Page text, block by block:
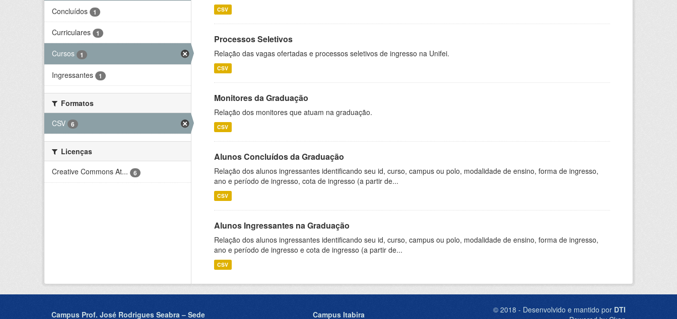
Concluídos 1
Curriculares 1
Cursos 1
Ingressantes 1
Formatos
CSV
6
Licenças
Creative Commons At...
6
CSV
Processos Seletivos
Relação das vagas ofertadas e processos seletivos de ingresso na Unifei.
CSV
Monitores da Graduação
Relação dos monitores que atuam na graduação.
CSV
Alunos Concluídos da Graduação
Relação dos alunos ingressantes identificando seu id, curso, campus ou polo, modalidade de ensino, forma de ingresso,
ano e período de ingresso, cota de ingresso (a partir de...
CSV
Alunos Ingressantes na Graduação
Relação dos alunos ingressantes identificando seu id, curso, campus ou polo, modalidade de ensino, forma de ingresso,
ano e período de ingresso e cota de ingresso (a partir de...
CSV
Campus Prof. José Rodrigues Seabra – Sede Campus Itabira © 2018 - Desenvolvido e mantido por DTI